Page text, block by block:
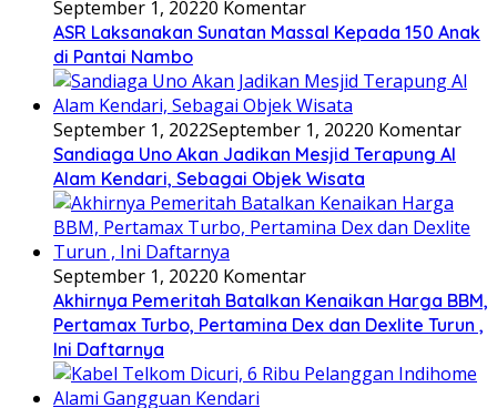
September 1, 20220 Komentar
ASR Laksanakan Sunatan Massal Kepada 150 Anak
di Pantai Nambo
September 1, 2022September 1, 20220 Komentar
Sandiaga Uno Akan Jadikan Mesjid Terapung Al
Alam Kendari, Sebagai Objek Wisata
September 1, 20220 Komentar
Akhirnya Pemeritah Batalkan Kenaikan Harga BBM,
Pertamax Turbo, Pertamina Dex dan Dexlite Turun ,
Ini Daftarnya